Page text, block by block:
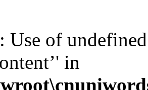
: Use of
in